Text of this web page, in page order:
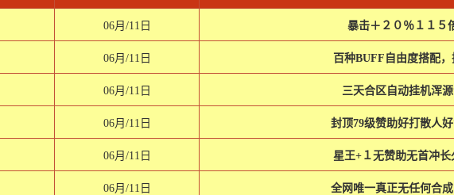
06月/11日 暴击＋２０％１１５
06月/11日 百种BUFF自由度搭配，
06月/11日 三天合区自动挂机浑
06月/11日 封顶79级赞助好打散人
06月/11日 星王+１无赞助无首冲长
06月/11日 全网唯一真正无任何合